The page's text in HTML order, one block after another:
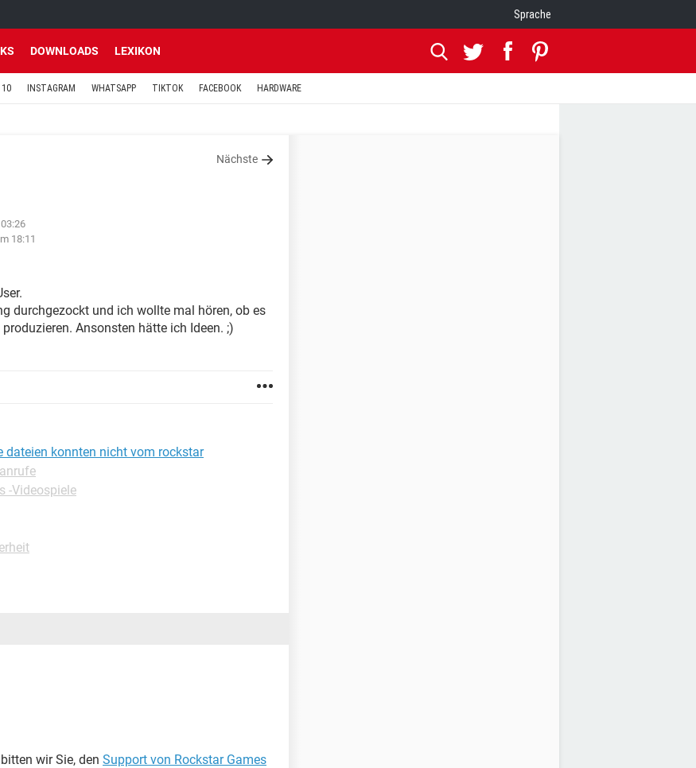
Sprache
DOWNLOADS LEXIKON
10 INSTAGRAM WHATSAPP TIKTOK FACEBOOK HARDWARE
Nächste
18:11
durchgezockt und ich wollte mal hören, ob es
Ansonsten hätte ich Ideen. ;)
dateien konnten nicht vom rockstar
-Videospiele
wir Sie, den Support von Rockstar Games